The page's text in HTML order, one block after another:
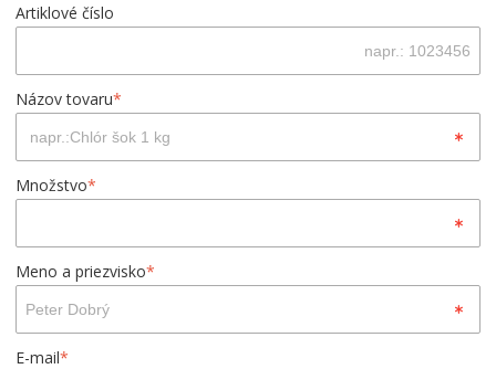
Artiklové číslo
Názov tovaru*
Množstvo*
Meno a priezvisko*
E-mail*